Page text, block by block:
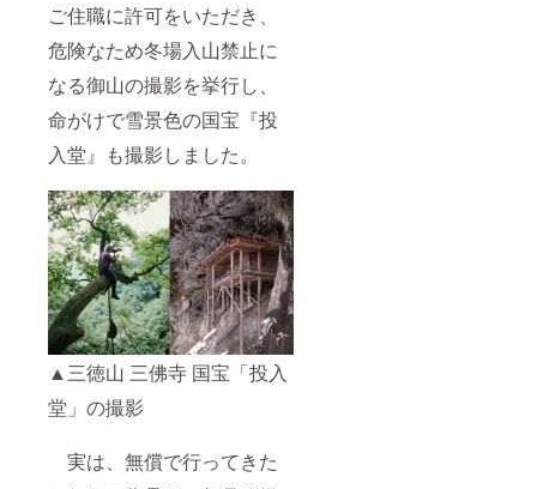
ご住職に許可をいただき、
危険なため冬場入山禁止に
なる御山の撮影を挙行し、
命がけで雪景色の国宝『投
入堂』も撮影しました。
▲三徳山 三佛寺 国宝「投入
堂」の撮影
実は、無償で行ってきた